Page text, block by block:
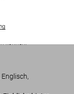
jedoch